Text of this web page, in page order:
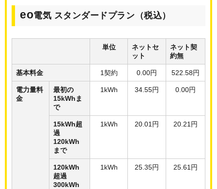
eo電気 スタンダードプラン（税込）
単位
ネットセ
ット
ネット契
約無
基本料金 1契約 0.00円 522.58円
電力量料
金
最初の
15kWhま
で
1kWh 34.55円 0.00円
15kWh超
過
120kWh
まで
1kWh 20.01円 20.21円
120kWh
超過
300kWh
1kWh 25.35円 25.61円